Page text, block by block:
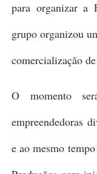
para organizar a
grupo organizou
comercialização
O momento
empreendedoras
e ao mesmo